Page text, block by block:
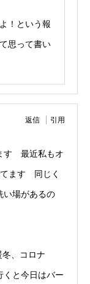
！という報
思って書い
返信 引用
す 最近私もオ
ます 同じく
場があるの
冬、コロナ
と今日はバー